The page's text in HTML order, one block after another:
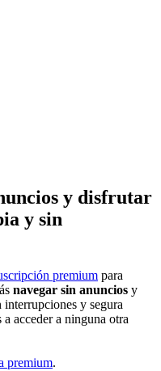
y disfrutar
y sin
premium para
navegar sin anuncios y
y segura
a acceder a ninguna otra
premium.